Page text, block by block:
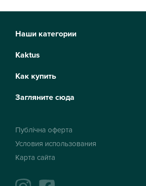
Наши категории
Kaktus
Как купить
Загляните сюда
Публічна оферта
Условия использования
Карта сайта
instagram